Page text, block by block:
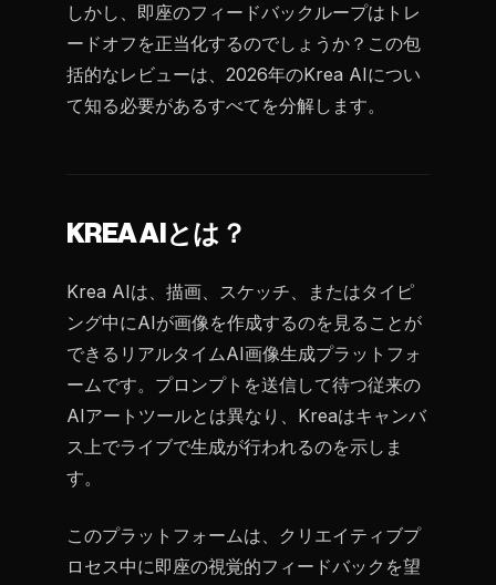
しかし、即座のフィードバックループはトレ
ードオフを正当化するのでしょうか？この包
括的なレビューは、2026年のKrea AIについ
て知る必要があるすべてを分解します。
KREA AIとは？
Krea AIは、描画、スケッチ、またはタイピ
ング中にAIが画像を作成するのを見ることが
できるリアルタイムAI画像生成プラットフォ
ームです。プロンプトを送信して待つ従来の
AIアートツールとは異なり、Kreaはキャンバ
ス上でライブで生成が行われるのを示しま
す。
このプラットフォームは、クリエイティブプ
ロセス中に即座の視覚的フィードバックを望